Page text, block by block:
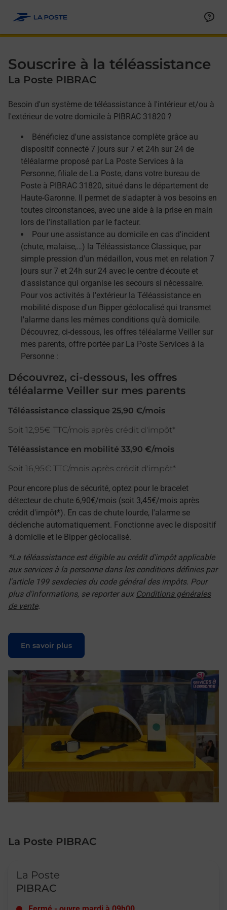
Souscrire à la téléassistance
La Poste PIBRAC
Besoin d'un système de téléassistance à l'intérieur et/ou à
l'extérieur de votre domicile à PIBRAC 31820 ?
Bénéficiez d'une assistance complète grâce au
dispositif connecté 7 jours sur 7 et 24h sur 24 de
téléalarme proposé par La Poste Services à la
Personne, filiale de La Poste, dans votre bureau de
Poste à PIBRAC 31820, situé dans le département de
Haute-Garonne. Il permet de s'adapter à vos besoins en
toutes circonstances, avec une aide à la prise en main
lors de l'installation par le facteur.
Pour une assistance au domicile en cas d'incident
(chute, malaise,…) la Téléassistance Classique, par
simple pression d'un médaillon, vous met en relation 7
jours sur 7 et 24h sur 24 avec le centre d'écoute et
d'assistance qui organise les secours si nécessaire.
Pour vos activités à l'extérieur la Téléassistance en
mobilité dispose d'un Bipper géolocalisé qui transmet
l'alarme dans les mêmes conditions qu'à domicile.
Découvrez, ci-dessous, les offres téléalarme Veiller sur
mes parents, offre portée par La Poste Services à la
Personne :
Découvrez, ci-dessous, les offres
téléalarme Veiller sur mes parents
Téléassistance classique 25,90 €/mois
Soit 12,95€ TTC/mois après crédit d'impôt*
Téléassistance en mobilité 33,90 €/mois
Soit 16,95€ TTC/mois après crédit d'impôt*
Pour encore plus de sécurité, optez pour le bracelet
détecteur de chute 6,90€/mois (soit 3,45€/mois après
crédit d'impôt*). En cas de chute lourde, l'alarme se
déclenche automatiquement. Fonctionne avec le dispositif
à domicile et le Bipper géolocalisé.
*La téléassistance est éligible au crédit d'impôt applicable
aux services à la personne dans les conditions définies par
l'article 199 sexdecies du code général des impôts. Pour
plus d'informations, se reporter aux Conditions générales
de vente.
En savoir plus
Le lien s'ouvre dans un nouvel onglet
La Poste PIBRAC
La Poste
PIBRAC